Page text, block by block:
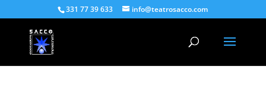
331 77 39 633 info@teatrosacco.com